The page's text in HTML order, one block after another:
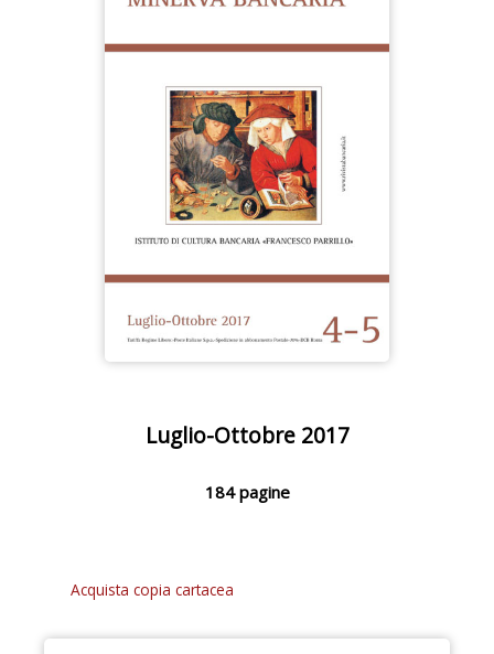
Luglio-Ottobre 2017
184 pagine
Acquista copia cartacea